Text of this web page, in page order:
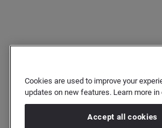
Cookies are used to improve your
updates on new features. Learn more in
Accept all cookies